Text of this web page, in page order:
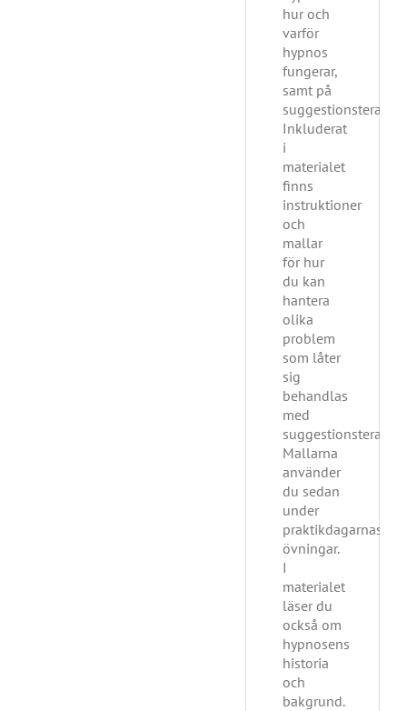
hur och
varför
hypnos
fungerar,
samt på
suggestionsterapi.
Inkluderat
i
materialet
finns
instruktioner
och
mallar
för hur
du kan
hantera
olika
problem
som låter
sig
behandlas
med
suggestionsterapi.
Mallarna
använder
du sedan
under
praktikdagarnas
övningar.
I
materialet
läser du
också om
hypnosens
historia
och
bakgrund.